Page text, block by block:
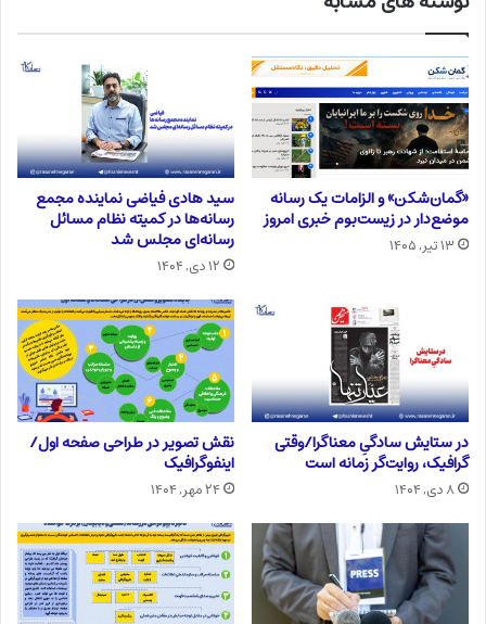
«گمان‌شکن» و الزامات یک رسانه
موضع‌دار در زیست‌بوم خبری امروز
۱۳ تیر, ۱۴۰۵
سید هادی فیاضی نماینده مجمع
رسانه‌ها در کمیته نظام مسائل
رسانه‌ای مجلس شد
۱۲ دی, ۱۴۰۴
در ستایش سادگیِ معناگرا/وقتی
گرافیک، روایت‌گر زمانه است
۸ دی, ۱۴۰۴
نقش تصویر در طراحی صفحه اول/
اینفوگرافیک
۲۴ مهر, ۱۴۰۴